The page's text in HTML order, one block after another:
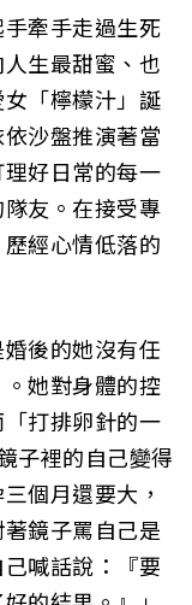
牽手走過生死
生最甜蜜、也
「檸檬汁」誕
沙盤推演著當
好日常的每一
友。在接受專
經心情低落的
後的她沒有任
她對身體的控
打排卵針的一
子裡的自己變得
個月還要大，
鏡子罵自己是
喊話說：『要